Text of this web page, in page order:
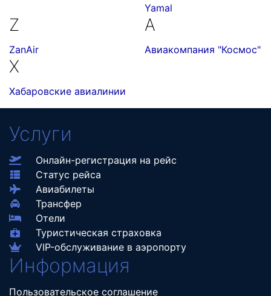
Yamal
Z
ZanAir
А
Авиакомпания "Космос"
Х
Хабаровские авиалинии
Услуги
Онлайн-регистрация на рейс
Статус рейса
Авиабилеты
Трансфер
Отели
Туристическая страховка
VIP-обслуживание в аэропорту
Информация
Пользовательское соглашение